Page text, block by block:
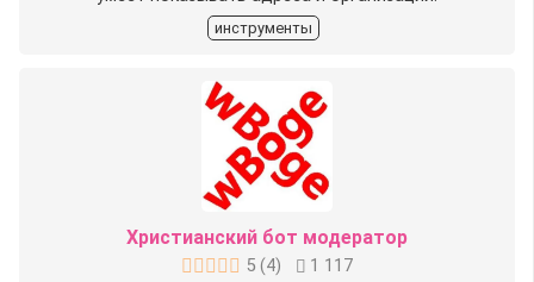
инструменты
Христианский бот модератор
5 (4)
1 117